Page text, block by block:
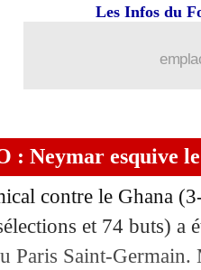
Les Infos du
: Neymar esquive
contre le Ghana
et 74 buts) a
Paris Saint-Germain.
ironise sur le sacre
vise la finale du
Dijk ne se cache pas
rêve du Mondial
grand fan de